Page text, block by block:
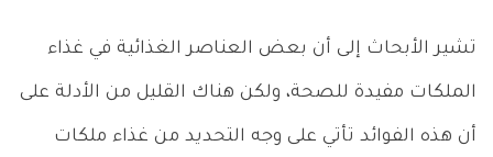
تشير الأبحاث إلى أن بعض العناصر الغذائية في غذاء
الملكات مفيدة للصحة، ولكن هناك القليل من الأدلة على
أن هذه الفوائد تأتي على وجه التحديد من غذاء ملكات